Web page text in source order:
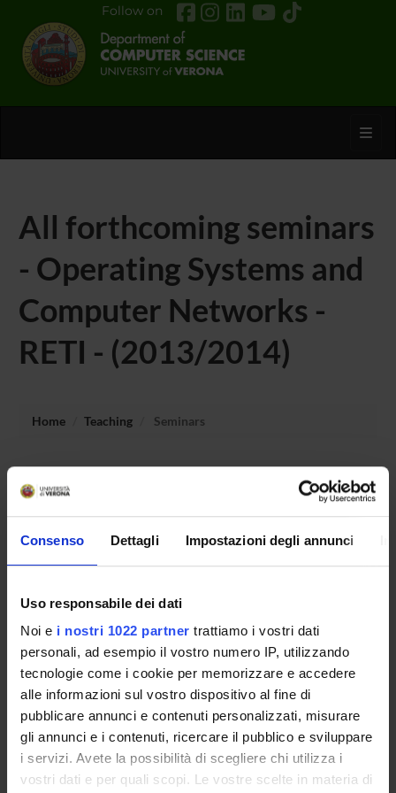
Consenso Dettagli Impostazioni degli annunci
Uso responsabile dei dati
Noi e i nostri 1022 partner trattiamo i vostri dati
personali, ad esempio il vostro numero IP, utilizzando
tecnologie come i cookie per memorizzare e accedere
alle informazioni sul vostro dispositivo al fine di
pubblicare annunci e contenuti personalizzati, misurare
gli annunci e i contenuti, ricercare il pubblico e sviluppare
i servizi. Avete la possibilità di scegliere chi utilizza i
vostri dati e per quali scopi. Le vostre scelte in materia di
Follow on
All forthcoming seminars
- Operating Systems and
Computer Networks -
RETI - (2013/2014)
Home Teaching Seminars
Systems and Computer Networks .
COURSES
PHD PROGRAMMES AND POSTGRADUATE
TRAINING
Contacts
People
Places